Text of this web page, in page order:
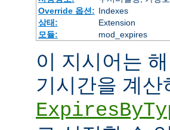
Override 옵션: Indexes
상태:
Extension
모듈:
mod_expires
이 지시어는
기시간을 계